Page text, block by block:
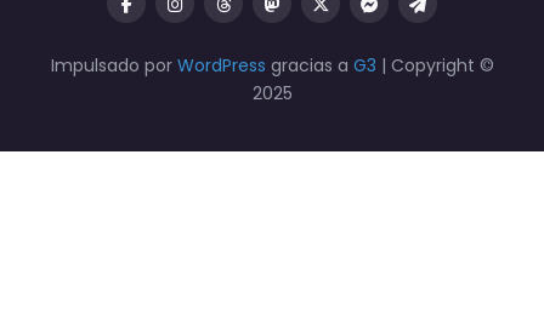
Impulsado por WordPress gracias a G3 | Copyright ©
2025